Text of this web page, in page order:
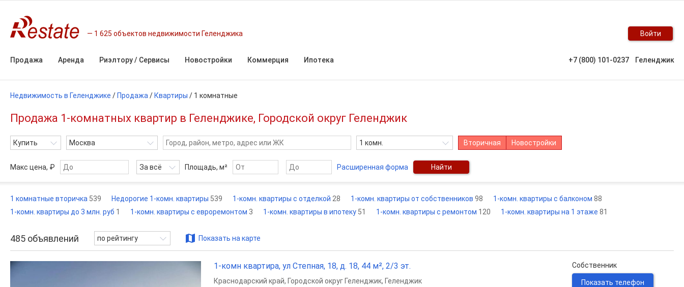
1 625 объектов недвижимости Геленджика Войти
Продажа Аренда Риэлтору / Сервисы Новостройки Коммерция Ипотека +7 (800) 101-0237 Геленджик
Недвижимость в Геленджике / Продажа / Квартиры / 1 комнатные
Продажа 1-комнатных квартир в Геленджике, Городской округ Геленджик
Купить Москва 1 комн. Вторичная Новостройки
Макс цена, ₽ За всё Площадь, м² Расширенная форма Найти
1 комнатные вторичка 539 Недорогие 1-комн. квартиры 539 1-комн. квартиры с отделкой 28 1-комн. квартиры от собственников 98 1-комн. квартиры с балконом 88
1-комн. квартиры до 3 млн. руб 1 1-комн. квартиры с евроремонтом 3 1-комн. квартиры в ипотеку 51 1-комн. квартиры с ремонтом 120 1-комн. квартиры на 1 этаже 81
485 объявлений по рейтингу Показать на карте
1-комн квартира, ул Степная, 18, д. 18, 44 м², 2/3 эт.
Краснодарский край, Городской округ Геленджик, Геленджик
Собственник
Показать телефон